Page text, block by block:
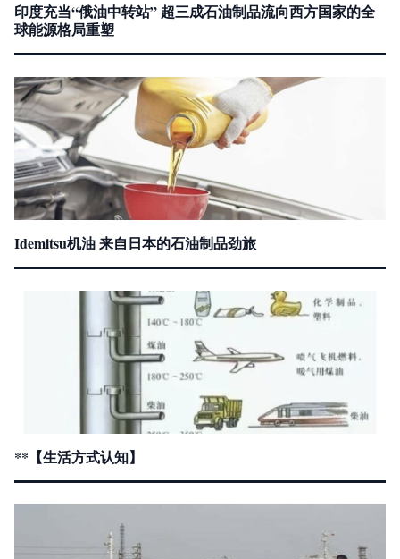
印度充当“俄油中转站” 超三成石油制品流向西方国家的全
球能源格局重塑
Idemitsu机油 来自日本的石油制品劲旅
**【生活方式认知】